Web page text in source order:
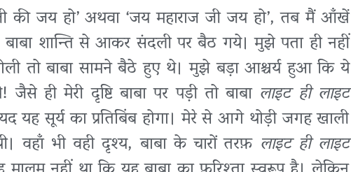
की जय हो’ अथवा ‘जय महाराज जी जय हो’, तब मैं आँखें
शान्ति से आकर संदली पर बैठ गये। मुझे पता ही नहीं
तो बाबा सामने बैठे हुए थे। मुझे बड़ा आश्चर्य हुआ कि ये
ही मेरी दृष्टि बाबा पर पड़ी तो बाबा लाइट ही लाइट
यह सूर्य का प्रतिबिंब होगा। मेरे से आगे थोड़ी जगह खाली
वहाँ भी वही दृश्य, बाबा के चारों तरफ़ लाइट ही लाइट